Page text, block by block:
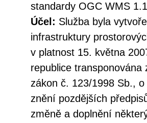
standardy OGC WMS
Účel: Služba byla
infrastruktury
v platnost 15. května
republice
zákon č. 123/1998 Sb.,
znění pozdějších
změně a doplnění